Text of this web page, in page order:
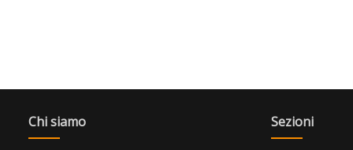
Chi siamo Sezioni